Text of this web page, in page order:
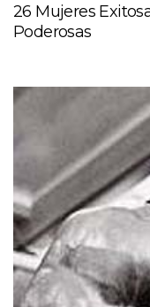
26 Mujeres
Poderosas